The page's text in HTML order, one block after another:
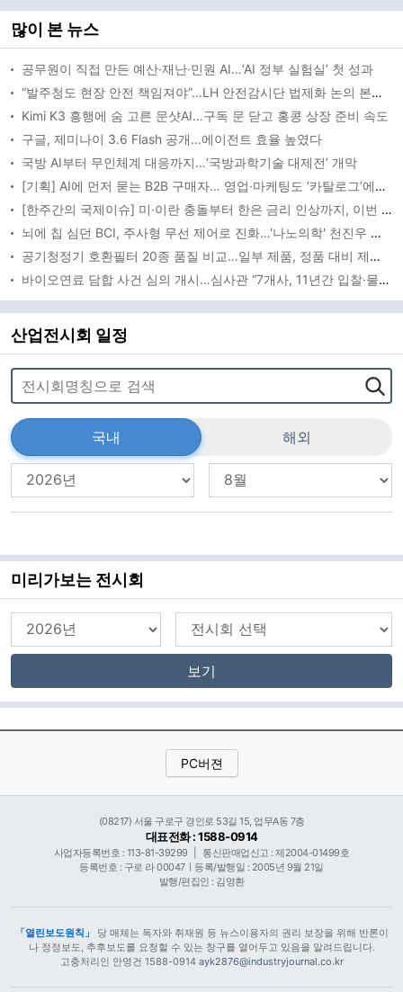
많이 본 뉴스
공무원이 직접 만든 예산·재난·민원 AI…‘AI 정부 실험실’ 첫 성과
“발주청도 현장 안전 책임져야”…LH 안전감시단 법제화 논의 본격화
Kimi K3 흥행에 숨 고른 문샷AI…구독 문 닫고 홍콩 상장 준비 속도
구글, 제미나이 3.6 Flash 공개…에이전트 효율 높였다
국방 AI부터 무인체계 대응까지…‘국방과학기술 대제전’ 개막
[기획] AI에 먼저 묻는 B2B 구매자… 영업·마케팅도 ‘카탈로그’에서 ‘AEO’로
[한주간의 국제이슈] 미·이란 충돌부터 한은 금리 인상까지, 이번 주 글로벌 변수 총집합
뇌에 칩 심던 BCI, 주사형 무선 제어로 진화…'나노의학' 천진우 교수 최고과학기술인상
공기청정기 호환필터 20종 품질 비교…일부 제품, 정품 대비 제거성능 떨어져
바이오연료 담합 사건 심의 개시…심사관 “7개사, 11년간 입찰·물량 배분”
산업전시회 일정
국내 해외
미리가보는 전시회
보기
PC버젼
(08217) 서울 구로구 경인로 53길 15, 업무A동 7층
대표전화 : 1588-0914
사업자등록번호 : 113-81-39299
통신판매업신고 : 제2004-01499호
등록번호 : 구로 라 00047ㅣ등록/발행일 : 2005년 9월 21일
발행/편집인 : 김영환
「열린보도원칙」
당 매체는 독자와 취재원 등 뉴스이용자의 권리 보장을 위해 반론이
나 정정보도, 추후보도를 요청할 수 있는 창구를 열어두고 있음을 알려드립니다.
고충처리인 안영건 1588-0914 ayk2876@industryjournal.co.kr